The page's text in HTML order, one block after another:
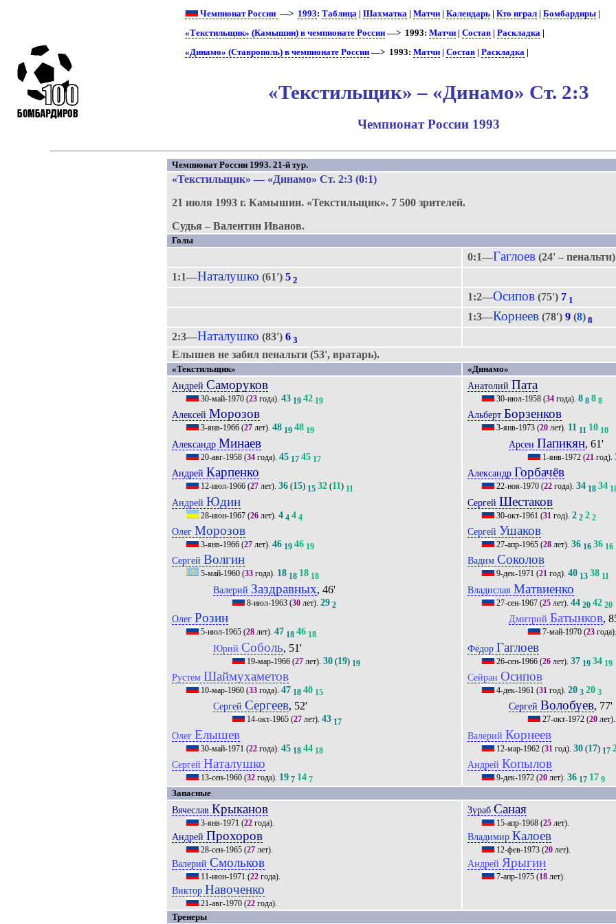
Чемпионат России —> 1993:Таблица |Шахматка |Матчи |Календарь |Кто играл |Бомбардиры
«Текстильщик» (Камышин) в чемпионате России —> 1993:Матчи |Состав |Раскладка |
«Динамо» (Ставрополь) в чемпионате России —> 1993:Матчи |Состав |Раскладка |
«Текстильщик» – «Динамо» Ст. 2:3
Чемпионат России 1993
Чемпионат России 1993. 21-й тур.
«Текстильщик» — «Динамо» Ст. 2:3 (0:1)
21 июля 1993 г.Камышин. «Текстильщик». 7 500 зрителей.
Судья – Валентин Иванов.
Голы
0:1—Гаглоев (24' – пенальти)
1:1—Наталушко (61')5 2
1:2—Осипов (75') 7 1
1:3—Корнеев (78')9 (8) 8
2:3—Наталушко (83')6 3
Елышев не забил пенальти (53', вратарь).
«Текстильщик» «Динамо»
АндрейСаморуков
30-май-1970 (23 года).43 19 42 19
АлексейМорозов
3-янв-1966 (27 лет).48 19 48 19
Александр Минаев
20-авг-1958 (34 года).45 17 45 17
Андрей Карпенко
12-июл-1966 (27 лет).36 (15) 15 32 (11) 11
Андрей Юдин
28-июн-1967 (26 лет).4 4 4 4
Олег Морозов
3-янв-1966 (27 лет).46 19 46 19
СергейВолгин
5-май-1960 (33 года). 18 18 18 18
Валерий Заздравных, 46'
8-июл-1963(30лет). 29 2
Олег Розин
5-июл-1965 (28 лет).47 18 46 18
ЮрийСоболь, 51'
19-мар-1966(27лет). 30(19) 19
Рустем Шаймухаметов
10-мар-1960 (33 года).47 18 40 15
СергейСергеев, 52'
14-окт-1965(27лет). 43 17
Олег Елышев
30-май-1971 (22 года).45 18 44 18
Сергей Наталушко
13-сен-1960 (32 года). 19 7 14 7
Анатолий Пата
30-июл-1958 (34 года).8 8 8 8
АльбертБорзенков
3-янв-1973 (20 лет). 11 11 10 10
Арсен Папикян, 61'
1-янв-1972(21 год).
Александр Горбачёв
22-ноя-1970 (22 года).34 18 34
Сергей Шестаков
30-окт-1961 (31 год).2 2 2 2
Сергей Ушаков
27-апр-1965 (28 лет).36 16 36 16
ВадимСоколов
9-дек-1971 (21 год).40 13 38 11
Владислав Матвиенко
27-сен-1967 (25 лет).44 20 42 20
Дмитрий Батынков,
7-май-1970(23года).
Фёдор Гаглоев
26-сен-1966 (26 лет).37 19 34 19
СейранОсипов
4-дек-1961 (31 год).20 3 20 3
СергейВолобуев, 77'
27-окт-1972(20лет).
Валерий Корнеев
12-мар-1962 (31 год).30 (17) 17
Андрей Копылов
9-дек-1972 (20 лет).36 17 17 9
Запасные
Вячеслав Крыканов
3-янв-1971 (22 года).
Андрей Прохоров
28-сен-1965 (27 лет).
ВалерийСмольков
11-июн-1971 (22 года).
Виктор Навоченко
21-авг-1970 (22 года).
ЗурабСаная
15-апр-1968 (25 лет).
Владимир Калоев
12-фев-1973 (20 лет).
Андрей Ярыгин
7-апр-1975 (18 лет).
Тренеры